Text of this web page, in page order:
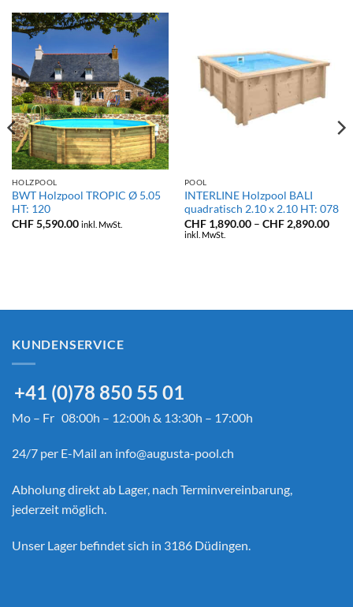
HOLZPOOL
BWT Holzpool TROPIC Ø 5.05
HT: 120
CHF5,590.00 inkl. MwSt.
POOL
INTERLINE Holzpool BALI
quadratisch 2.10 x 2.10 HT: 078
CHF1,890.00 – CHF2,890.00
inkl. MwSt.
9,790.00
KUNDENSERVICE
+41 (0)78 850 55 01
Mo – Fr 08:00h – 12:00h & 13:30h – 17:00h
24/7 per E-Mail an info@augusta-pool.ch
Abholung direkt ab Lager, nach Terminvereinbarung,
jederzeit möglich.
Unser Lager befindet sich in 3186 Düdingen.